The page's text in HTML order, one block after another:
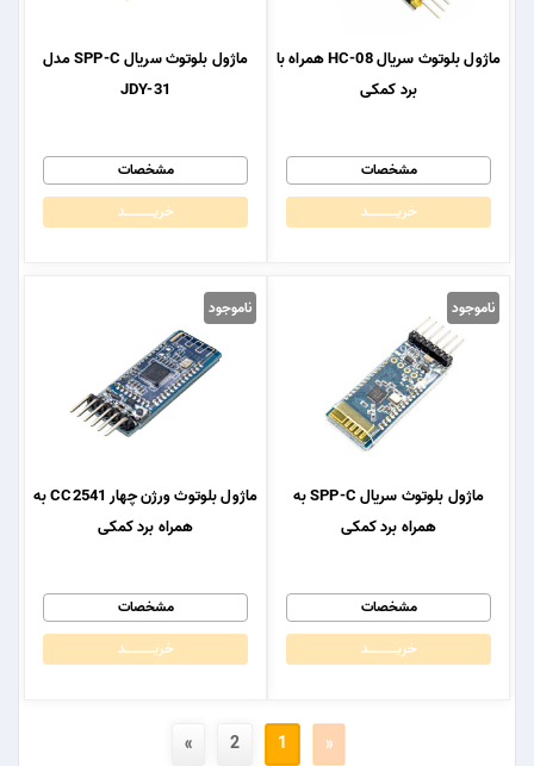
ماژول بلوتوث سریال HC-08 همراه با
برد کمکی
مشخصات
خریــــــــــــد
ماژول بلوتوث سریال SPP-C مدل
JDY-31
مشخصات
خریــــــــــــد
ناموجود
ماژول بلوتوث سریال SPP-C به
همراه برد کمکی
مشخصات
خریــــــــــــد
ناموجود
ماژول بلوتوث ورژن چهار CC2541 به
همراه برد کمکی
مشخصات
خریــــــــــــد
«
1
2
»